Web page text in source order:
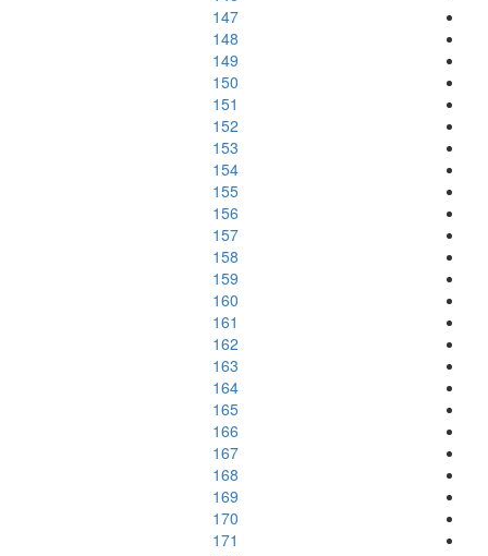
147
148
149
150
151
152
153
154
155
156
157
158
159
160
161
162
163
164
165
166
167
168
169
170
171